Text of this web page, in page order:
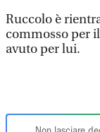
Ruccolo è
commosso per
avuto per lui.